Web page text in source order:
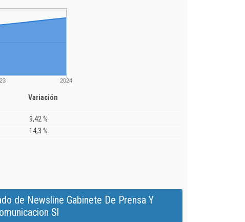
2024
Variación
9,42 %
14,3 %
de Newsline Gabinete De Prensa Y
Sl